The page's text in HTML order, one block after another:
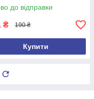
до відправки
₴ 190 ₴
Купити